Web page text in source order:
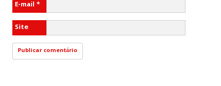
E-mail *
Site